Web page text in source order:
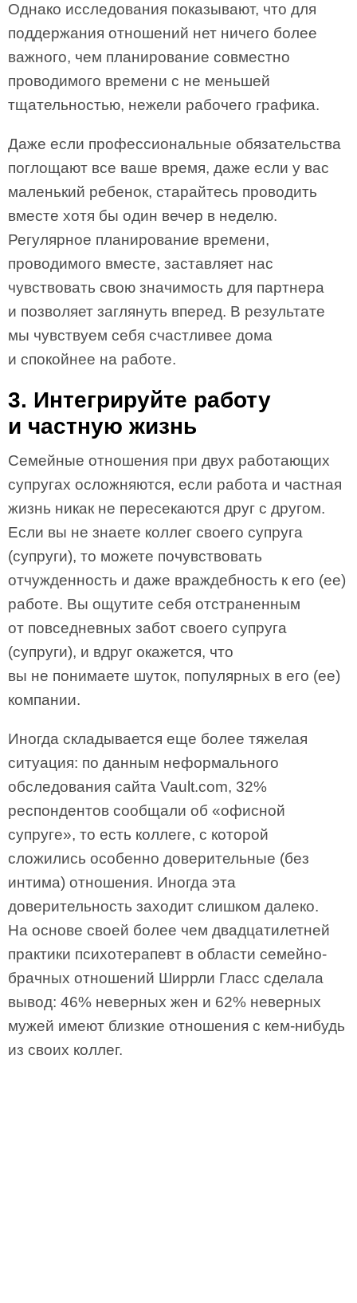
Однако исследования показывают, что для
поддержания отношений нет ничего более
важного, чем планирование совместно
проводимого времени с не меньшей
тщательностью, нежели рабочего графика.
Даже если профессиональные обязательства
поглощают все ваше время, даже если у вас
маленький ребенок, старайтесь проводить
вместе хотя бы один вечер в неделю.
Регулярное планирование времени,
проводимого вместе, заставляет нас
чувствовать свою значимость для партнера
и позволяет заглянуть вперед. В результате
мы чувствуем себя счастливее дома
и спокойнее на работе.
3. Интегрируйте работу
и частную жизнь
Семейные отношения при двух работающих
супругах осложняются, если работа и частная
жизнь никак не пересекаются друг с другом.
Если вы не знаете коллег своего супруга
(супруги), то можете почувствовать
отчужденность и даже враждебность к его (ее)
работе. Вы ощутите себя отстраненным
от повседневных забот своего супруга
(супруги), и вдруг окажется, что
вы не понимаете шуток, популярных в его (ее)
компании.
Иногда складывается еще более тяжелая
ситуация: по данным неформального
обследования сайта Vault.com, 32%
респондентов сообщали об «офисной
супруге», то есть коллеге, с которой
сложились особенно доверительные (без
интима) отношения. Иногда эта
доверительность заходит слишком далеко.
На основе своей более чем двадцатилетней
практики психотерапевт в области семейно-
брачных отношений Ширрли Гласс сделала
вывод: 46% неверных жен и 62% неверных
мужей имеют близкие отношения с кем-нибудь
из своих коллег.